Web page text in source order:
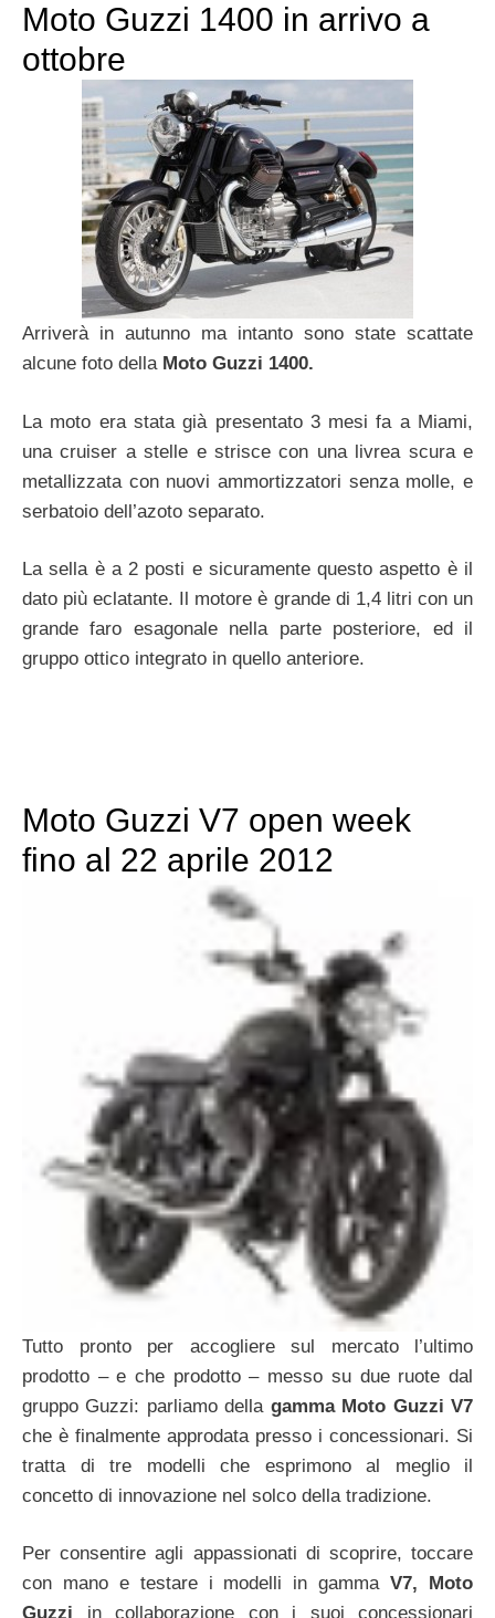
Moto Guzzi 1400 in arrivo a
ottobre
Arriverà in autunno ma intanto sono state scattate
alcune foto della Moto Guzzi 1400.
La moto era stata già presentato 3 mesi fa a Miami,
una cruiser a stelle e strisce con una livrea scura e
metallizzata con nuovi ammortizzatori senza molle, e
serbatoio dell’azoto separato.
La sella è a 2 posti e sicuramente questo aspetto è il
dato più eclatante. Il motore è grande di 1,4 litri con un
grande faro esagonale nella parte posteriore, ed il
gruppo ottico integrato in quello anteriore.
Moto Guzzi V7 open week
fino al 22 aprile 2012
Tutto pronto per accogliere sul mercato l’ultimo
prodotto – e che prodotto – messo su due ruote dal
gruppo Guzzi: parliamo della gamma Moto Guzzi V7
che è finalmente approdata presso i concessionari. Si
tratta di tre modelli che esprimono al meglio il
concetto di innovazione nel solco della tradizione.
Per consentire agli appassionati di scoprire, toccare
con mano e testare i modelli in gammaV7, Moto
Guzzi in collaborazione con i suoi concessionari